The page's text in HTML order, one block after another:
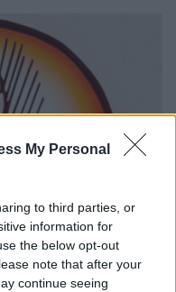
My Personal
to third parties, or
information for
the below opt-out
note that after your
continue seeing